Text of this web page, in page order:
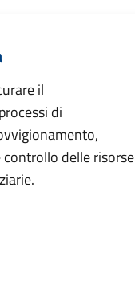
il
di
delle risorse